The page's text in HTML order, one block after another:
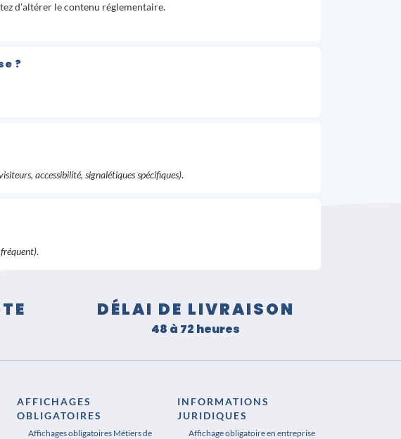
d’altérer le contenu réglementaire.
?
accessibilité, signalétiques spécifiques).
.
DÉLAI DE LIVRAISON
48 à 72 heures
AFFICHAGES
OBLIGATOIRES
Affichages obligatoires Métiers de
INFORMATIONS
JURIDIQUES
Affichage obligatoire en entreprise